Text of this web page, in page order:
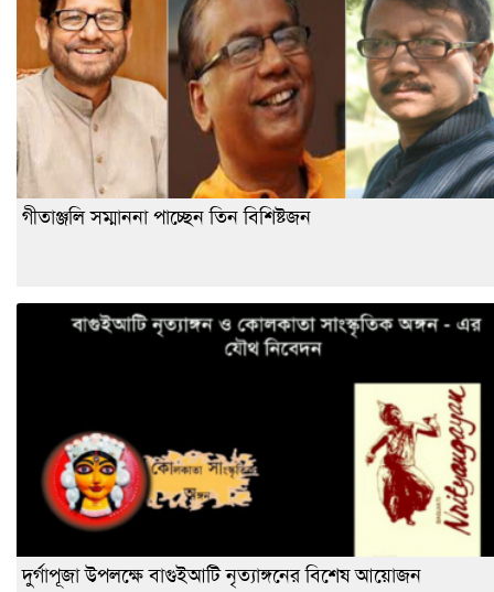
গীতাঞ্জলি সম্মাননা পাচ্ছেন তিন বিশিষ্টজন
দুর্গাপূজা উপলক্ষে বাগুইআটি নৃত্যাঙ্গনের বিশেষ আয়োজন